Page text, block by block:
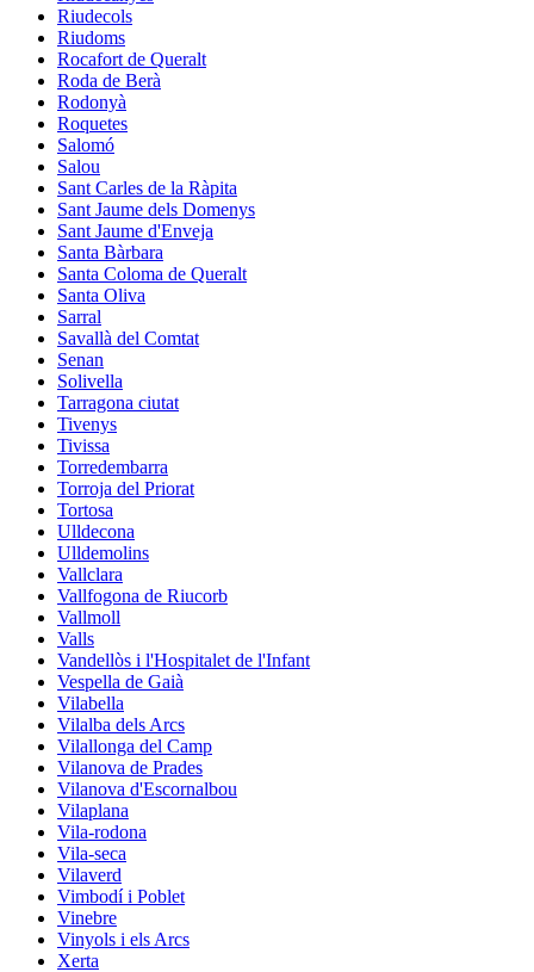
Riudecols
Riudoms
Rocafort de Queralt
Roda de Berà
Rodonyà
Roquetes
Salomó
Salou
Sant Carles de la Ràpita
Sant Jaume dels Domenys
Sant Jaume d'Enveja
Santa Bàrbara
Santa Coloma de Queralt
Santa Oliva
Sarral
Savallà del Comtat
Senan
Solivella
Tarragona ciutat
Tivenys
Tivissa
Torredembarra
Torroja del Priorat
Tortosa
Ulldecona
Ulldemolins
Vallclara
Vallfogona de Riucorb
Vallmoll
Valls
Vandellòs i l'Hospitalet de l'Infant
Vespella de Gaià
Vilabella
Vilalba dels Arcs
Vilallonga del Camp
Vilanova de Prades
Vilanova d'Escornalbou
Vilaplana
Vila-rodona
Vila-seca
Vilaverd
Vimbodí i Poblet
Vinebre
Vinyols i els Arcs
Xerta